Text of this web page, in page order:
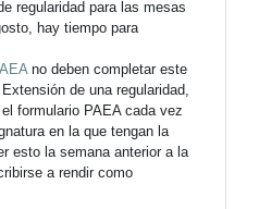
regularidad para las mesas
hay tiempo para
no deben completar este
de una regularidad,
formulario PAEA cada vez
en la que tengan la
esto la semana anterior a la
a rendir como